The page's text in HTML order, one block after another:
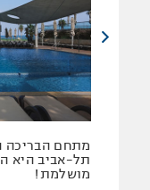
מתחם הבריכה
תל-אביב היא
מושלמת!